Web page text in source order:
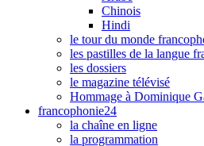
Chinois
Hindi
le tour du monde
les pastilles de la langue
les dossiers
le magazine télévisé
Hommage à Dominique
francophonie24
la chaîne en ligne
la programmation